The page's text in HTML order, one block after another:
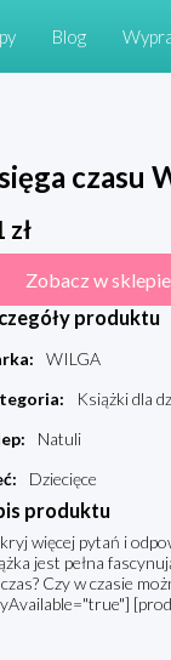
Blog
czasu
zł
Zobacz w
produktu
:
WILGA
:
Książki dla
:
Natuli
: Dziecięce
produktu
więcej pytań i
jest pełna
Czy w czasie